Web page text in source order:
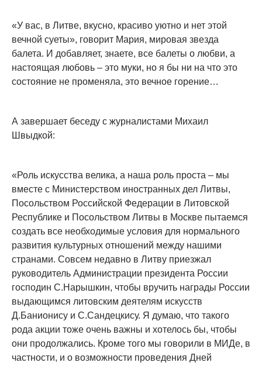
«У вас, в Литве, вкусно, красиво уютно и нет этой
вечной суеты», говорит Мария, мировая звезда
балета. И добавляет, знаете, все балеты о любви, а
настоящая любовь – это муки, но я бы ни на что это
состояние не променяла, это вечное горение…
А завершает беседу с журналистами Михаил
Швыдкой:
«Роль искусства велика, а наша роль проста – мы
вместе с Министерством иностранных дел Литвы,
Посольством Российской Федерации в Литовской
Республике и Посольством Литвы в Москве пытаемся
создать все необходимые условия для нормального
развития культурных отношений между нашими
странами. Совсем недавно в Литву приезжал
руководитель Администрации президента России
господин С.Нарышкин, чтобы вручить награды России
выдающимся литовским деятелям искусств
Д.Банионису и С.Сандецкису. Я думаю, что такого
рода акции тоже очень важны и хотелось бы, чтобы
они продолжались. Кроме того мы говорили в МИДе, в
частности, и о возможности проведения Дней